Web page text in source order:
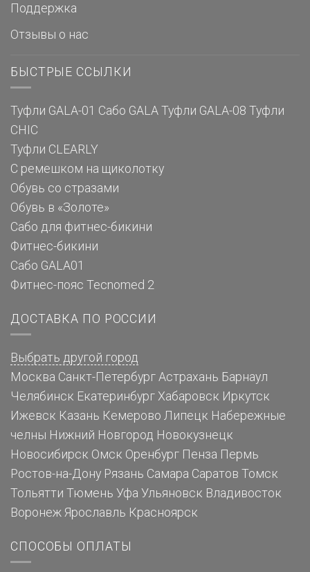
Поддержка
Отзывы о нас
БЫСТРЫЕ ССЫЛКИ
Туфли GALA-01 Сабо GALA Туфли GALA-08 Туфли
CHIC
Туфли CLEARLY
С ремешком на щиколотку
Обувь со стразами
Обувь в «Золоте»
Сабо для фитнес-бикини
Фитнес-бикини
Сабо GALA01
Фитнес-пояс Tecnomed 2
ДОСТАВКА ПО РОССИИ
Выбрать другой город
Москва Санкт-Петербург Астрахань Барнаул
Челябинск Екатеринбург Хабаровск Иркутск
Ижевск Казань Кемерово Липецк Набережные
челны Нижний Новгород Новокузнецк
Новосибирск Омск Оренбург Пенза Пермь
Ростов-на-Дону Рязань Самара Саратов Томск
Тольятти Тюмень Уфа Ульяновск Владивосток
Воронеж Ярославль Красноярск
СПОСОБЫ ОПЛАТЫ